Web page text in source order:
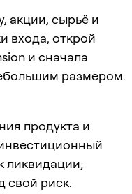
акции, сырьё и
входа, открой
и сначала
размером.
продукта и
ликвидации;
свой риск.